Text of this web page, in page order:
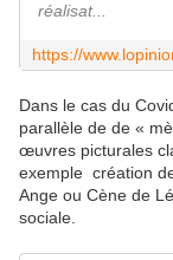
réalisat...
Dans le cas du
parallèle de de «
œuvres picturales
exemple création
Ange ou Cène de
sociale.